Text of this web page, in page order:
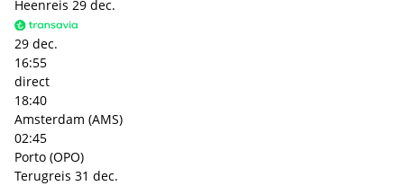
Heenreis 29 dec.
29 dec.
16:55
direct
18:40
Amsterdam (AMS)
02:45
Porto (OPO)
Terugreis 31 dec.